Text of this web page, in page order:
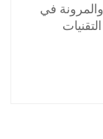
والمرونة في